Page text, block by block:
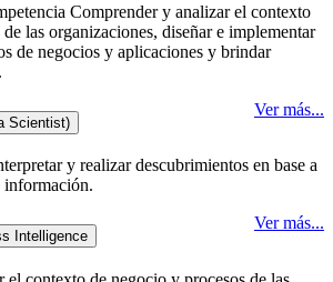
Comprender y analizar el contexto
las organizaciones, diseñar e implementar
de negocios y aplicaciones y brindar
Ver más...
Scientist)
y realizar descubrimientos en base a
información.
Ver más...
Intelligence